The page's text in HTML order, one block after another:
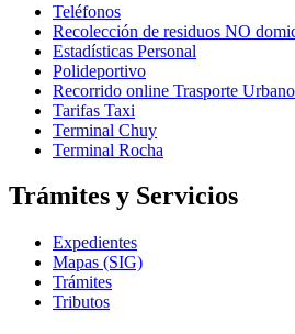
Teléfonos
Recolección de residuos NO
Estadísticas Personal
Polideportivo
Recorrido online Trasporte Urbano
Tarifas Taxi
Terminal Chuy
Terminal Rocha
Trámites y Servicios
Expedientes
Mapas (SIG)
Trámites
Tributos